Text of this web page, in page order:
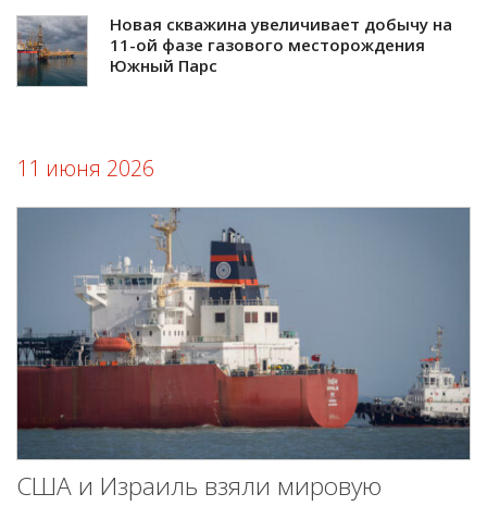
Новая скважина увеличивает добычу на
11-ой фазе газового месторождения
Южный Парс
11 июня 2026
США и Израиль взяли мировую